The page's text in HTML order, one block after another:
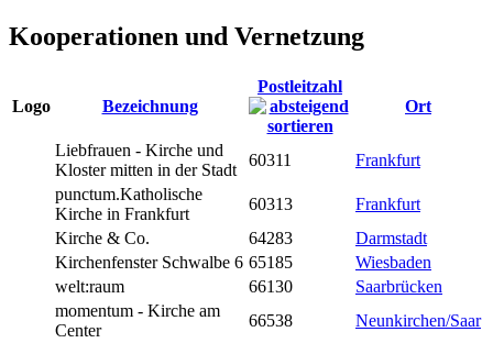
Kooperationen und Vernetzung
Logo Bezeichnung
Postleitzahl
Ort
Liebfrauen - Kirche und
Kloster mitten in der Stadt
60311
Frankfurt
punctum.Katholische
Kirche in Frankfurt
60313
Frankfurt
Kirche & Co.
64283
Darmstadt
Kirchenfenster Schwalbe 6 65185
Wiesbaden
welt:raum
66130
Saarbrücken
momentum - Kirche am
Center
66538
Neunkirchen/Saar